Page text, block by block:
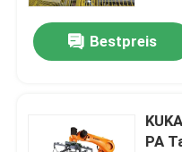
Über uns
Qualitätskontrolle
Bestpreis
PA